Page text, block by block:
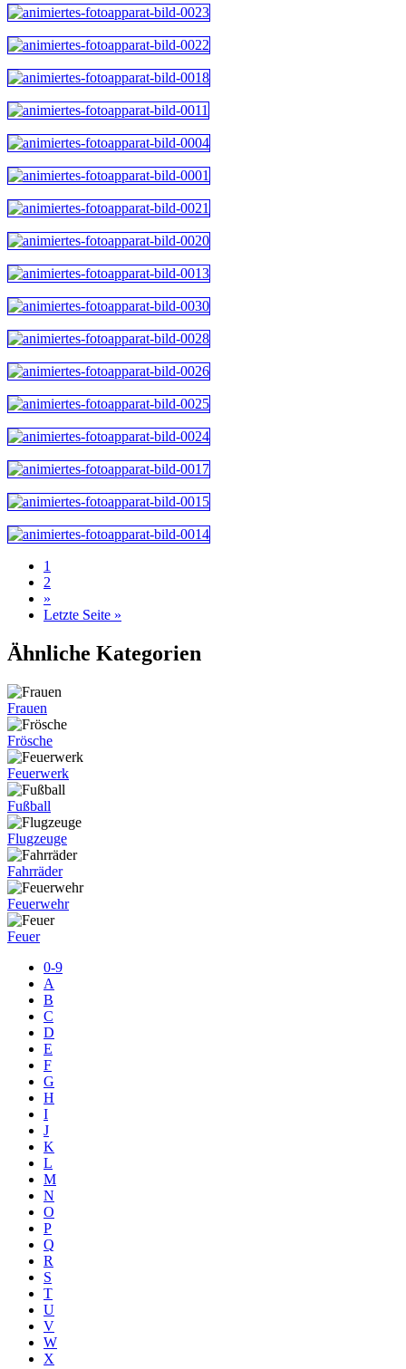
1
2
»
Letzte Seite »
Ähnliche Kategorien
Frauen
Frösche
Feuerwerk
Fußball
Flugzeuge
Fahrräder
Feuerwehr
Feuer
0-9
A
B
C
D
E
F
G
H
I
J
K
L
M
N
O
P
Q
R
S
T
U
V
W
X